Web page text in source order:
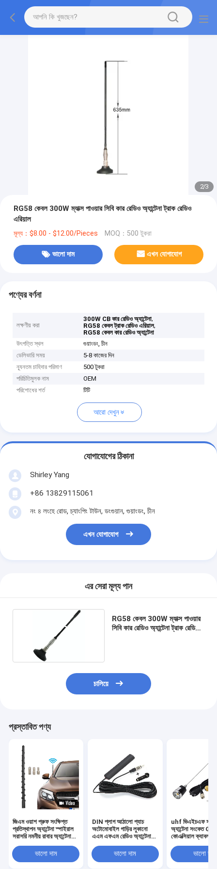
2/3
RG58 কেবল 300W ম্যাক্স পাওয়ার সিবি কার রেডিও অ্যান্টেনা ট্রাক রেডিও
এরিয়াল
মূল্য：$8.00 - $12.00/Pieces MOQ：500 টুকরা
ভালো দাম এখন যোগাযোগ
পণ্যের বর্ণনা
লক্ষণীয় করা
300W CB কার রেডিও অ্যান্টেনা,
RG58 কেবল ট্রাক রেডিও এরিয়াল,
RG58 কেবল কার রেডিও অ্যান্টেনা
উৎপত্তি স্থল
গুয়াংডং, চীন
ডেলিভারি সময়
5-8 কাজের দিন
ন্যূনতম চাহিদার পরিমাণ
500 টুকরা
পরিচিতিমুলক নাম
OEM
পরিশোধের শর্ত
টিটি
আরো দেখুন
যোগাযোগের ঠিকানা
Shirley Yang
+86 13829115061
নং ৪ লংহে রোড, চ্যাংপিং টাউন, ডংগুয়ান, গুয়াংডং, চীন
এখন যোগাযোগ
এর সেরা মূল্য পান
RG58 কেবল 300W ম্যাক্স পাওয়ার
সিবি কার রেডিও অ্যান্টেনা ট্রাক রেডিও
চালিয়ে
প্রস্তাবিত পণ্য
জিএম ওয়াশ প্রুফ সংক্ষিপ্ত
প্রতিস্থাপন অ্যান্টেনা স্পাইরাল
সরাসরি নমনীয় রাবার অ্যান্টেনা
রেডিও রিসিপশন সহ
ভালো দাম
DIN প্লাগ আঠালো প্যাচ
অটোমোবাইল গাড়ির লুকানো
এএম এফএম রেডিও অ্যান্টেনা
হেড ইউনিট জন্যভালো দাম
uhf ভিএইচএফ
অ্যান্টেনা সংকেত
কোএক্সিয়াল ক্যাবল
NMO মাউন্ট মোবাইল
ট্রান্সিভার
ভালো দাম